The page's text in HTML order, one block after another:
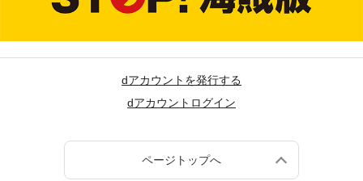
dアカウントを発行する
dアカウントログイン
ページトップへ